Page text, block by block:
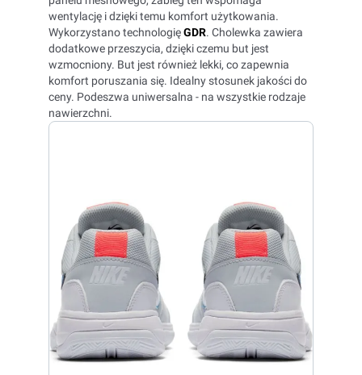
wentylację i dzięki temu komfort użytkowania.
Wykorzystano technologięGDR. Cholewka zawiera
dodatkowe przeszycia, dzięki czemu but jest
wzmocniony. But jest również lekki, co zapewnia
komfort poruszania się. Idealny stosunek jakości do
ceny. Podeszwa uniwersalna - na wszystkie rodzaje
nawierzchni.